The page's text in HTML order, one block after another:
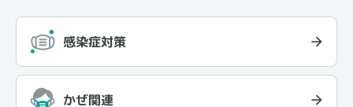
感染症対策
かぜ関連